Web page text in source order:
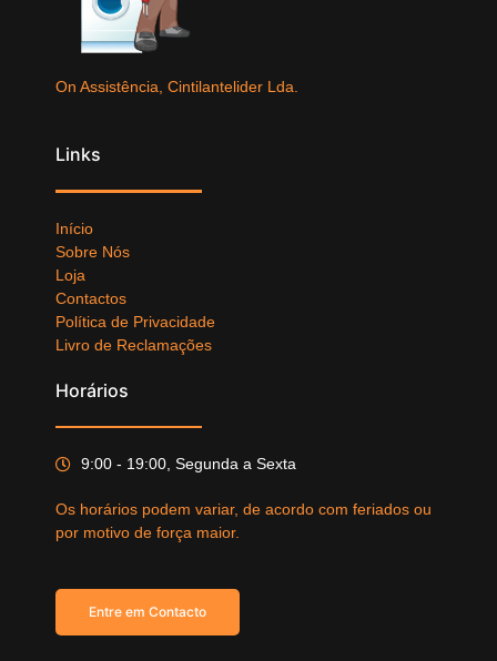
On Assistência, Cintilantelider Lda.
Links
Início
Sobre Nós
Loja
Contactos
Política de Privacidade
Livro de Reclamações
Horários
9:00 - 19:00, Segunda a Sexta
Os horários podem variar, de acordo com feriados ou
por motivo de força maior.
Entre em Contacto